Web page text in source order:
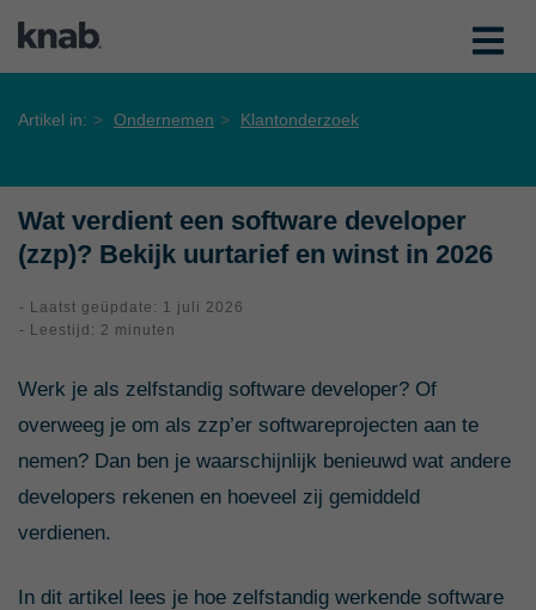
Artikel in: Ondernemen Klantonderzoek
Wat verdient een software developer
(zzp)? Bekijk uurtarief en winst in 2026
- Laatst geüpdate: 1 juli 2026
- Leestijd: 2 minuten
Werk je als zelfstandig software developer? Of
overweeg je om als zzp’er softwareprojecten aan te
nemen? Dan ben je waarschijnlijk benieuwd wat andere
developers rekenen en hoeveel zij gemiddeld
verdienen.
In dit artikel lees je hoe zelfstandig werkende software